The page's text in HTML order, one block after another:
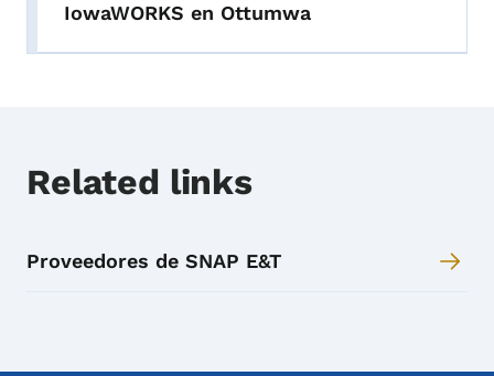
IowaWORKS en Ottumwa
Related links
Proveedores de SNAP E&T